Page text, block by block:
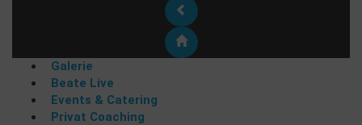
Galerie
Beate Live
Events & Catering
Privat Coaching